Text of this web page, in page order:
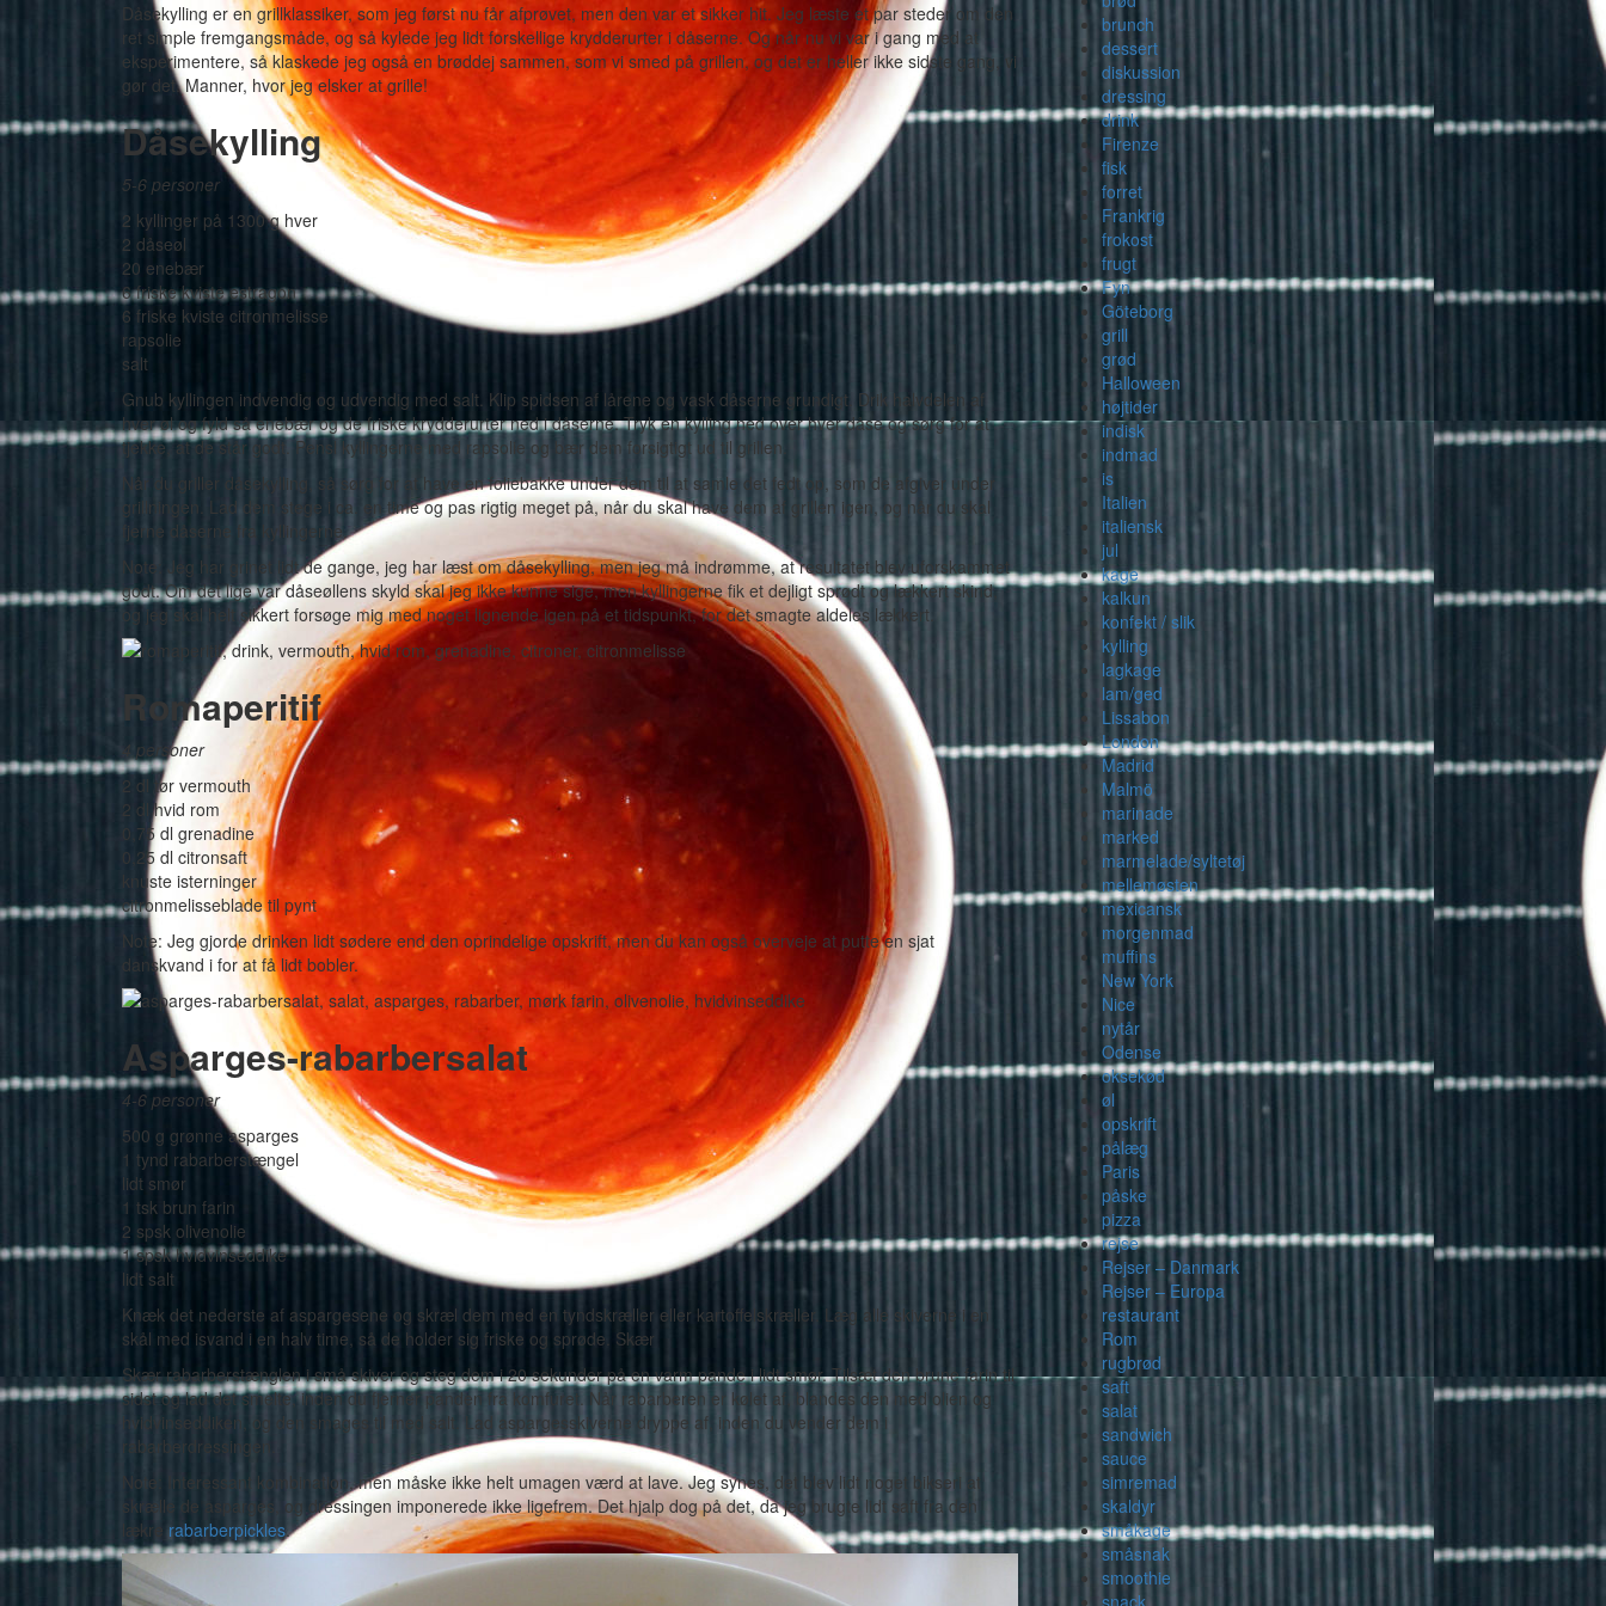
Dåsekylling er en grillklassiker, som jeg først nu får afprøvet, men den var et sikker hit. Jeg læste et par steder om den
ret simple fremgangsmåde, og så kylede jeg lidt forskellige krydderurter i dåserne. Og når nu vi var i gang med at
eksperimentere, så klaskede jeg også en brøddej sammen, som vi smed på grillen, og det er heller ikke sidste gang, vi
gør det. Manner, hvor jeg elsker at grille!
Dåsekylling
5-6 personer
2 kyllinger på 1300 g hver
2 dåseøl
20 enebær
6 friske kviste estragon
6 friske kviste citronmelisse
rapsolie
salt
Gnub kyllingen indvendig og udvendig med salt. Klip spidsen af lårene og vask dåserne grundigt. Drik halvdelen af
hver øl og fyld så enebær og de friske krydderurter ned i dåserne. Tryk en kylling ned over hver dåse og sørg for at
tjekke, at de står godt. Pensl kyllingerne med rapsolie og bær dem forsigtigt ud til grillen.
Når du griller dåsekylling, så sørg for at have en foliebakke under dem til at samle det fedt op, som de afgiver under
grillningen. Lad dem stege i ca. en time og pas rigtig meget på, når du skal have dem af grillen igen, og når du skal
fjerne dåserne fra kyllingerne.
Note: Jeg har grinet lidt de gange, jeg har læst om dåsekylling, men jeg må indrømme, at resultatet blev uforskammet
godt. Om det lige var dåseøllens skyld skal jeg ikke kunne sige, men kyllingerne fik et dejligt sprødt og lækkert skind,
og jeg skal helt sikkert forsøge mig med noget lignende igen på et tidspunkt, for det smagte aldeles lækkert.
Romaperitif
4 personer
2 dl tør vermouth
2 dl hvid rom
0,75 dl grenadine
0,25 dl citronsaft
knuste isterninger
citronmelisseblade til pynt
Note: Jeg gjorde drinken lidt sødere end den oprindelige opskrift, men du kan også overveje at putte en sjat
danskvand i for at få lidt bobler.
Asparges-rabarbersalat
4-6 personer
500 g grønne asparges
1 tynd rabarberstængel
lidt smør
1 tsk brun farin
2 spsk olivenolie
1 spsk hvidvinseddike
lidt salt
Knæk det nederste af aspargesene og skræl dem med en tyndskræller eller kartoffelskræller. Læg alle skiverne i en
skål med isvand i en halv time, så de holder sig friske og sprøde. Skær
Skær rabarberstænglen i små skiver og steg dem i 20 sekunder på en varm pande i lidt smør. Tilsæt den brune farin til
sidst og lad det smelte, inden du fjerner panden fra komfuret. Når rabarberen er kølet af, blandes den med olien og
hvidvinseddiken, og den smages til med salt. Lad aspargesskiverne dryppe af, inden du vender dem i
rabarberdressingen.
Note: Interessant kombination, men måske ikke helt umagen værd at lave. Jeg synes, det blev lidt noget bikseri at
skrælle de asparges, og dressingen imponerede ikke ligefrem. Det hjalp dog på det, da jeg brugte lidt saft fra den
lækre rabarberpickles.
brunch
dessert
diskussion
dressing
drink
Firenze
fisk
forret
Frankrig
frokost
frugt
Fyn
Göteborg
grill
grød
Halloween
højtider
indisk
indmad
is
Italien
italiensk
jul
kage
kalkun
konfekt / slik
kylling
lagkage
lam/ged
Lissabon
London
Madrid
Malmö
marinade
marked
marmelade/syltetøj
mellemøsten
mexicansk
morgenmad
muffins
New York
Nice
nytår
Odense
oksekød
øl
opskrift
pålæg
Paris
påske
pizza
rejse
Rejser – Danmark
Rejser – Europa
restaurant
Rom
rugbrød
saft
salat
sandwich
sauce
simremad
skaldyr
småkage
småsnak
smoothie
snack